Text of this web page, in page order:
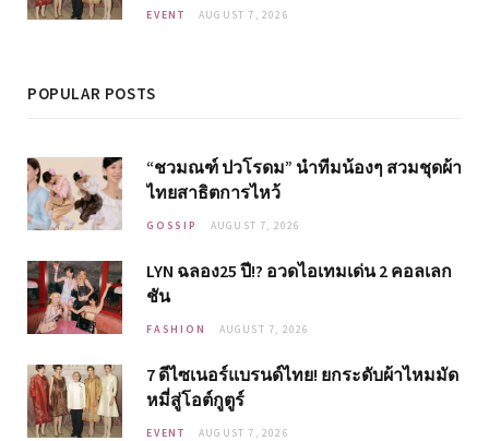
EVENT AUGUST 7, 2026
POPULAR POSTS
“ชวมณฑ์ ปวโรดม” นำทีมน้องๆ สวมชุดผ้า
ไทยสาธิตการไหว้
GOSSIP AUGUST 7, 2026
LYN ฉลอง25 ปี!? อวดไอเทมเด่น 2 คอลเลก
ชัน
FASHION AUGUST 7, 2026
7 ดีไซเนอร์แบรนด์ไทย! ยกระดับผ้าไหมมัด
หมี่สู่โอต์กูตูร์
EVENT AUGUST 7, 2026